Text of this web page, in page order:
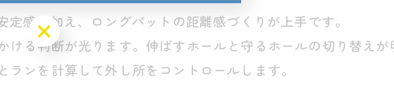
感に加え、ロングパットの距離感づくりが上手です。
る判断が光ります。伸ばすホールと守るホールの切り替えが
ンを計算して外し所をコントロールします。
料体験はこちら